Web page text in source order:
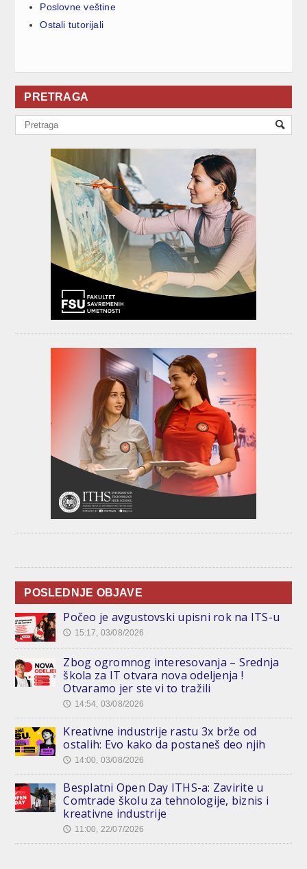
Poslovne veštine
Ostali tutorijali
PRETRAGA
POSLEDNJE OBJAVE
Počeo je avgustovski upisni rok na ITS-u
🕔 15:17, 03/08/2026
Zbog ogromnog interesovanja – Srednja
škola za IT otvara nova odeljenja !
Otvaramo jer ste vi to tražili
🕔 14:54, 03/08/2026
Kreativne industrije rastu 3x brže od
ostalih: Evo kako da postaneš deo njih
🕔 14:00, 03/08/2026
Besplatni Open Day ITHS-a: Zavirite u
Comtrade školu za tehnologije, biznis i
kreativne industrije
🕔 11:00, 22/07/2026